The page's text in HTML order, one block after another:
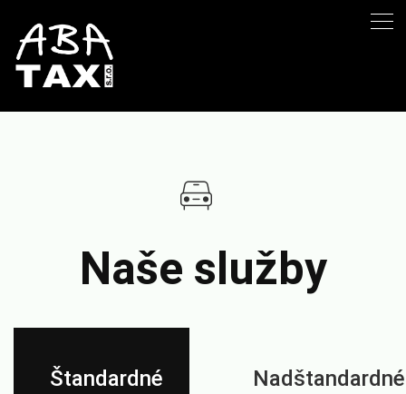
Naše služby
Štandardné
Nadštandardné